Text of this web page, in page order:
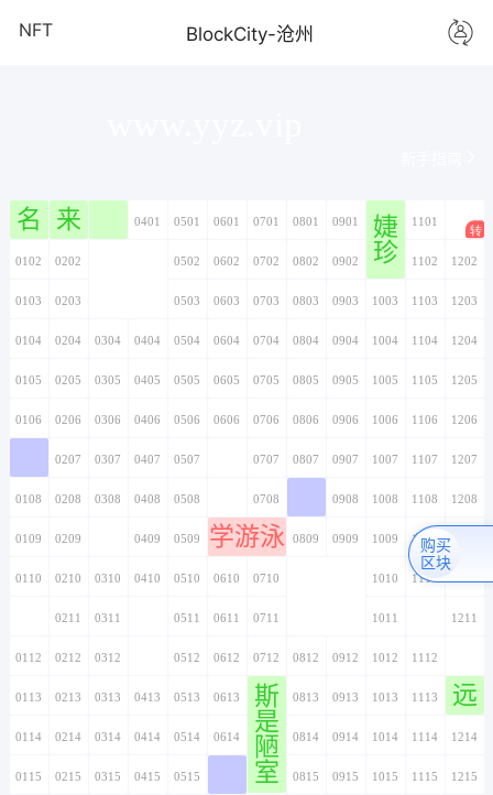
NFT BlockCity-沧州
0101
名 0201
来 0401 0501 0601 0701 0801 0901 1001
婕
珍
1101 1201
0102 0202 0502 0602 0702 0802 0902 1002 1102 1202
0103 0203 0503 0603 0703 0803 0903 1003 1103 1203
0104 0204 0304 0404 0504 0604 0704 0804 0904 1004 1104 1204
0105 0205 0305 0405 0505 0605 0705 0805 0905 1005 1105 1205
0106 0206 0306 0406 0506 0606 0706 0806 0906 1006 1106 1206
0207 0307 0407 0507 0707 0807 0907 1007 1107 1207
0108 0208 0308 0408 0508 0708 0908 1008 1108 1208
0109 0209 0409 0509 0609
学游泳
0709 0809 0909 1009 1109
0110 0210 0310 0410 0510 0610 0710 1010 1110
0211 0311 0511 0611 0711 1011 1211
0112 0212 0312 0512 0612 0712 0812 0912 1012 1112
0113 0213 0313 0413 0513 0613 0713
斯
是
陋
室
0813 0913 1013 1113 1213
远
0114 0214 0314 0414 0514 0614 0714 0814 0914 1014 1114 1214
0115 0215 0315 0415 0515 0715 0815 0915 1015 1115 1215
购买
区块